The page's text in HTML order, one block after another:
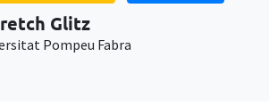
Glitz
Pompeu Fabra